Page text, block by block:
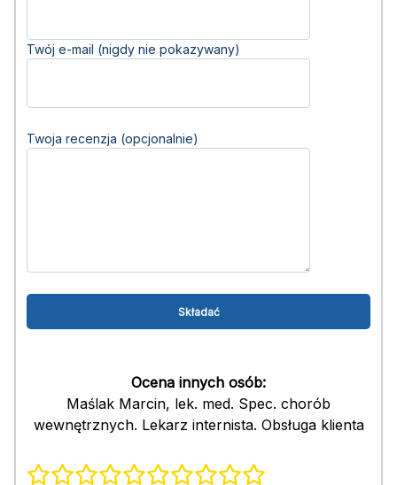
Twój e-mail (nigdy nie pokazywany)
Twoja recenzja (opcjonalnie)
Ocena innych osób:
Maślak Marcin, lek. med. Spec. chorób
wewnętrznych. Lekarz internista. Obsługa klienta